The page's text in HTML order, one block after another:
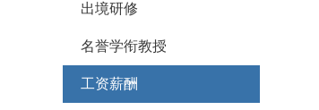
出境研修
名誉学衔教授
工资薪酬